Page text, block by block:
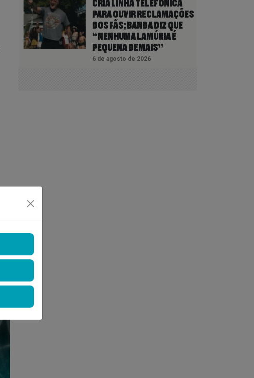
CRIA LINHA TELEFÔNICA
PARA OUVIR RECLAMAÇÕES
DOS FÃS; BANDA DIZ QUE
“NENHUMA LAMÚRIA É
PEQUENA DEMAIS”
6 de agosto de 2026